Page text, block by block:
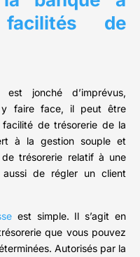
de
est jonché d’imprévus,
y faire face, il peut être
de trésorerie de la
à la gestion souple et
trésorerie relatif à une
de régler un client
est simple. Il s’agit en
que vous pouvez
Autorisés par la